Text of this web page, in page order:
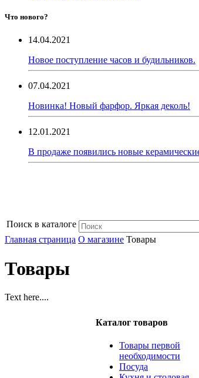
Что нового?
14.04.2021
Новое поступление часов и будильников.
07.04.2021
Новинка! Новый фарфор. Яркая деколь!
12.01.2021
В продаже появились новые
Поиск в каталоге
Главная страница О магазине Товары
Товары
Text here....
Каталог товаров
Товары первой
необходимости
Посуда